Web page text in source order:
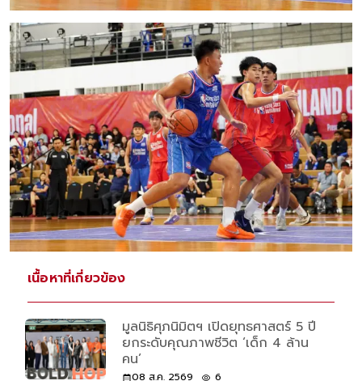
เนื้อหาที่เกี่ยวข้อง
มูลนิธิศุภนิมิตฯ เปิดยุทธศาสตร์ 5 ปี
ยกระดับคุณภาพชีวิต ‘เด็ก 4 ล้าน
คน’
08 ส.ค. 2569 6